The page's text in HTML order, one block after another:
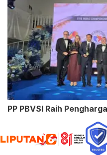
PP PBVSI Raih